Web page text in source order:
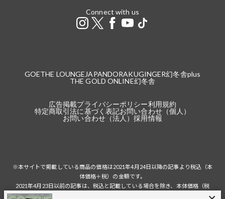
Connect with us
GOETHE LOUNGE JAPANDORAKUGINGER幻冬舎plus
THE GOLD ONLINE幻冬舎
広告掲載プライバシーポリシー利用規約
特定商取引法に基づく表記お問い合わせ（個人）
お問い合わせ（法人）採用情報
※本サイトで掲載している商品の価格は2021年4月24日以降の記事より税込（本
体価格＋税）の金額です。
2021年4月23日以前の記事は、税込と記載している場合を除き、本体価格（税